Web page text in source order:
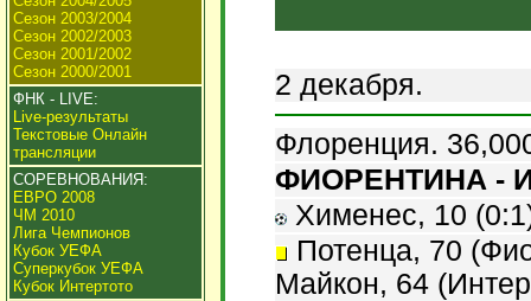
Сезон 2003/2004
Сезон 2002/2003
Сезон 2001/2002
Сезон 2000/2001
ФНК - LIVE:
Live-результаты
Текстовые Онлайн
трансляции
СОРЕВНОВАНИЯ:
ЕВРО 2008
ЧМ 2010
Лига Чемпионов
Кубок УЕФА
Суперкубок УЕФА
Кубок Интертото
2 декабря.
Флоренция.
ФИОРЕНТИНА -
Хименес, 10
Потенца, 70
Майкон, 64